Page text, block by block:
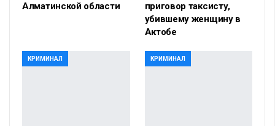
Алматинской области
приговор таксисту,
убившему женщину в
Актобе
КРИМИНАЛ КРИМИНАЛ